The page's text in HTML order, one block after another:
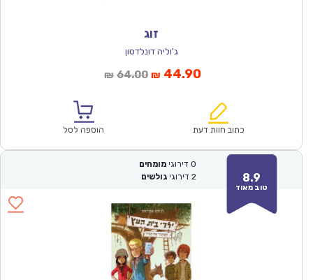
זוג
ג'וליה דונלדסון
₪ 64.00המחיר
₪64.00.
₪ 44.90המחיר
הוא:
כתוב חוות דעת הוספה לסל
8.9
טוב מאוד
0 דירוגי מומחים
2 דירוגי גולשים